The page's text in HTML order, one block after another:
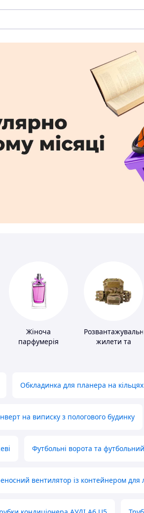
Жіноча
парфумерія
Розвантажувальні
жилети та
Обкладинка для планера на
на виписку з пологового будинку
Футбольні ворота та
вентилятор із контейнером для